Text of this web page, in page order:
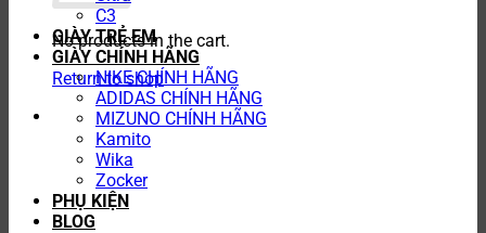
No products in the cart.
Return to shop
C3
GIÀY TRẺ EM
GIÀY CHÍNH HÃNG
NIKE CHÍNH HÃNG
ADIDAS CHÍNH HÃNG
MIZUNO CHÍNH HÃNG
Kamito
Wika
Zocker
PHỤ KIỆN
BLOG